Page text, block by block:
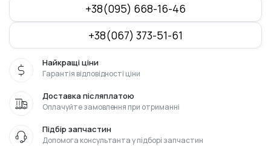
+38(095) 668-16-46
+38(067) 373-51-61
Найкращі ціни
Гарантія відповідності ціни
Доставка післяплатою
Оплачуйте замовлення при отриманні
Підбір запчастин
Допомога консультанта у підборі запчастин